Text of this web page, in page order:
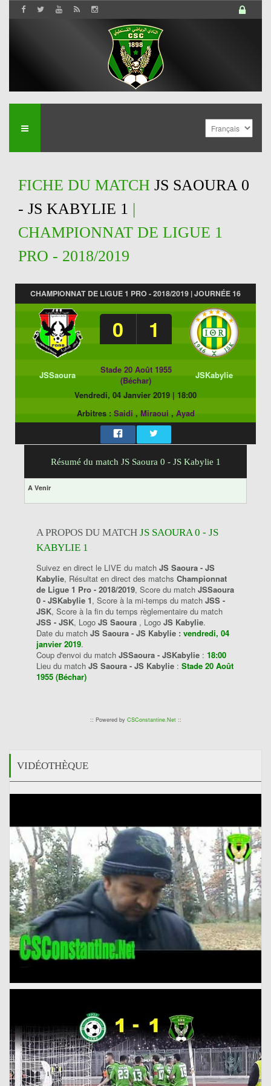
FICHE DU MATCH JS SAOURA 0
- JS KABYLIE 1 |
CHAMPIONNAT DE LIGUE 1
PRO - 2018/2019
CHAMPIONNAT DE LIGUE 1 PRO - 2018/2019 | JOURNÉE 16
0 1
JSSaoura
Stade 20 Août 1955
(Béchar)
JSKabylie
Vendredi, 04 Janvier 2019 | 18:00
Arbitres : Saidi , Miraoui , Ayad
Résumé du match JS Saoura 0 - JS Kabylie 1
A Venir
A PROPOS DU MATCH JS SAOURA 0 - JS
KABYLIE 1
Suivez en direct le LIVE du match JS Saoura - JS
Kabylie, Résultat en direct des matchs Championnat
de Ligue 1 Pro - 2018/2019, Score du match JSSaoura
0 - JSKabylie 1, Score à la mi-temps du match JSS -
JSK, Score à la fin du temps règlementaire du match
JSS - JSK, Logo JS Saoura , Logo JS Kabylie.
Date du match JS Saoura - JS Kabylie : vendredi, 04
janvier 2019.
Coup d'envoi du match JSSaoura - JSKabylie : 18:00
Lieu du match JS Saoura - JS Kabylie : Stade 20 Août
1955 (Béchar)
:: Powered by CSConstantine.Net::
VIDÉOTHÈQUE